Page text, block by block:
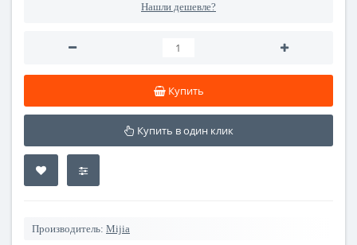
Нашли дешевле?
Купить
Купить в один клик
Производитель: Mijia